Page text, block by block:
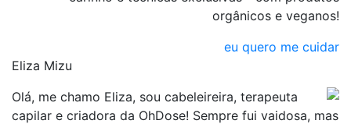
orgânicos e veganos!
eu quero me cuidar
Eliza Mizu
Olá, me chamo Eliza, sou cabeleireira, terapeuta
capilar e criadora da OhDose! Sempre fui vaidosa, mas